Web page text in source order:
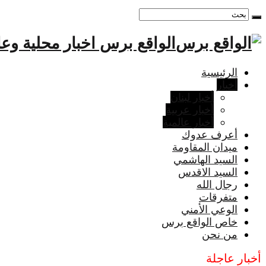
الواقع برس اخبار محلية
الرئيسية
أخبار
أخبار لبنان
أخبار عربية
أخبار عالمية
أعرف عدوك
ميدان المقاومة
السيد الهاشمي
السيد الاقدس
رجال الله
متفرقات
الوعي الأمني
خاص الواقع برس
من نحن
أخبار عاجلة